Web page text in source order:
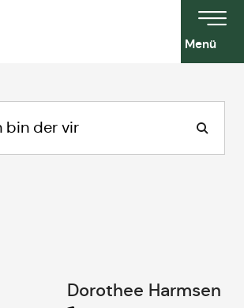
Menü
Dorothee Harmsen